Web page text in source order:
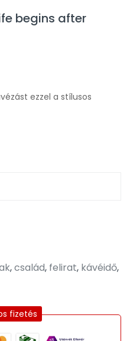
begins after
ezzel a stílusos
,család, felirat, kávéidő,
fizetés